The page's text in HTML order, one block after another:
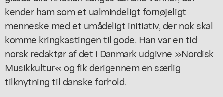
kender ham som et ualmindeligt fornøjeligt
menneske med et umådeligt initiativ, der nok skal
komme kringkastingen til gode. Han var en tid
norsk redaktør af det i Danmark udgivne »Nordisk
Musikkultur« og fik derigennem en særlig
tilknytning til danske forhold.